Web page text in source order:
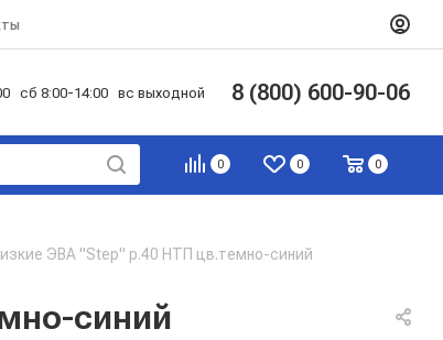
сб 8:00-14:00 вс выходной 8 (800) 600-90-06
0 0 0
ЭВА "Step" р.40 НТП цв.темно-синий
синий